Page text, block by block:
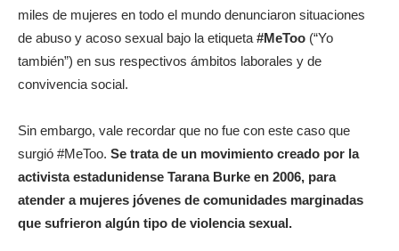
miles de mujeres en todo el mundo denunciaron situaciones
de abuso y acoso sexual bajo la etiqueta #MeToo (“Yo
también”) en sus respectivos ámbitos laborales y de
convivencia social.
Sin embargo, vale recordar que no fue con este caso que
surgió #MeToo. Se trata de un movimiento creado por la
activista estadunidense Tarana Burke en 2006, para
atender a mujeres jóvenes de comunidades marginadas
que sufrieron algún tipo de violencia sexual.